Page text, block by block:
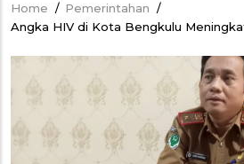
Breadcrumb
Home / Pemerintahan /
Angka HIV di Kota Bengkulu